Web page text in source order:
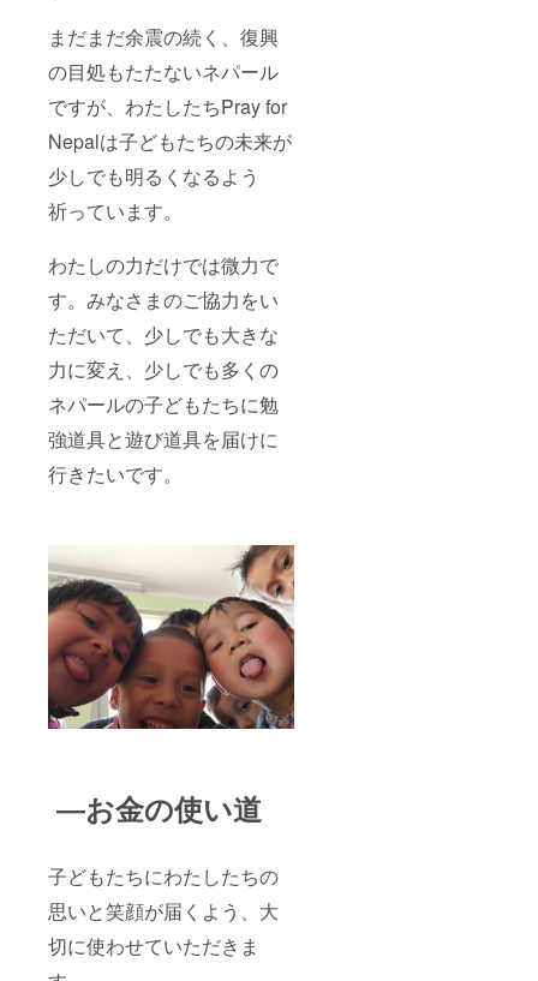
まだまだ余震の続く、復興
の目処もたたないネパール
ですが、わたしたちPray for
Nepalは子どもたちの未来が
少しでも明るくなるよう
祈っています。
わたしの力だけでは微力で
す。みなさまのご協力をい
ただいて、少しでも大きな
力に変え、少しでも多くの
ネパールの子どもたちに勉
強道具と遊び道具を届けに
行きたいです。
―お金の使い道
子どもたちにわたしたちの
思いと笑顔が届くよう、大
切に使わせていただきま